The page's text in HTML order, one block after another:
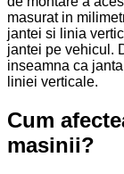
masurat in
jantei si linia
jantei pe vehicul.
inseamna ca
liniei verticale.
Cum
masinii?